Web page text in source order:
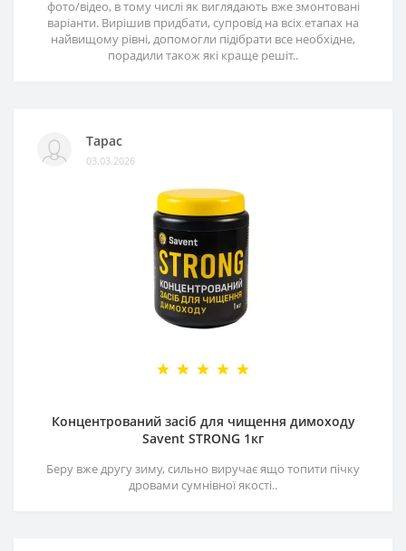
фото/відео, в тому числі як виглядають вже змонтовані
варіанти. Вирішив придбати, супровід на всіх етапах на
найвищому рівні, допомогли підібрати все необхідне,
порадили також які краще решіт..
Тарас
03.03.2026
Концентрований засіб для чищення димоходу
Savent STRONG 1кг
Беру вже другу зиму, сильно виручає ящо топити пічку
дровами сумнівної якості..